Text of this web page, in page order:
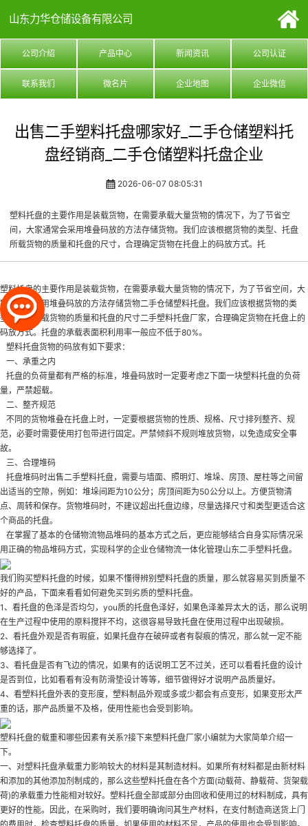
山东力华仓储设备有限公司
公司介绍 产品中心 新闻资讯 公司认证
联系我们 微名片 企业地图 企业微信
出售二手塑料托盘哪家好_二手仓储塑料托
盘经销商_二手仓储塑料托盘企业
2026-06-07 08:05:31
塑料托盘的主要作用是装载货物，在需要承载大量货物的情况下，为了节省空
间，大家通常会采用堆叠码放的方法存储货物。我们应该根据货物的类型、托盘
所载货物的质量和托盘的尺寸，合理确定货物在托盘上的码放方式。托
塑料托盘的主要作用是装载货物，在需要承载大量货物的情况下，为了节省空间，大
家通常会采用堆叠码放的方法存储货物二手仓储塑料托盘。我们应该根据货物的类
型、托盘所载货物的质量和托盘的尺寸二手塑料托盘厂家 ，合理确定货物在托盘上的
码放方式。托盘的承载表面积利用率一般应不低于80%。
塑料托盘货物的码放有如下要求：
一、承重之内
托盘的负荷量都有严格的标准，堆叠码放时一定要考虑Z下面一块塑料托盘的负荷
量，严禁超载。
二、整齐规范
不同的货物堆叠在托盘上时，一定要根据货物的性质、规格、尺寸排列整齐、规
范，必要时需要使用打包带进行固定。严禁倾斜不规则堆放货物，以免造成安全事
故。
三、合理堆码
托盘堆码时出售二手塑料托盘，需要与墙面、照明灯、堆垛、房顶、屋柱等之间留
出适当的空隙，例如：堆垛间距为10公分；房顶间距为50公分以上。方便货物清
点、周转和保存。货物堆码时，不建议超出托盘边缘，尽量选择尺寸和类型更适合这
个商品的托盘。
在掌握了基本的仓储物流物品堆码的基本方式之后，更应能够结合自身实际情况采
用正确的物品堆码方式，实现科学的企业仓储物流一体化管理山东二手塑料托盘。
我们购买塑料托盘的时候，如果不懂得辨别塑料托盘的质量，那么就容易买到质量不
好的产品，下面来看看如何避免买到劣质的塑料托盘。
1、看托盘的色泽是否均匀，you质的托盘色泽好，如果色泽差异太大的话，那么说明
在生产过程中使用的原料搅拌不均，这很容易导致托盘在使用过程中出现破损。
2、看托盘外观是否有瑕疵，如果托盘存在破碎或者有裂痕的情况，那么就一定不能
够选择了。
3、看托盘是否有飞边的情况，如果有的话说明工艺不过关，还可以看看托盘的设计
是否到位，比如看看有没有防滑垫设计等等，细节做得好才说明产品质量好。
4、看塑料托盘外表的变形度，塑料制品外观或多或少都会有点变形，如果变形太严
重的话，那产品质量不及格，使用性能也会受到影响。
塑料托盘的载重和哪些因素有关系?接下来塑料托盘厂家小编就为大家简单介绍一
下。
一、对塑料托盘承载重力影响较大的材料是其制造材料。如果所有材料都是由新材料
和添加的其他添加剂制成的，那么这些塑料托盘在各个方面(动载荷、静载荷、货架载
荷)的承载重力性能相对较好。塑料托盘全部或部分由回收和使用过的材料制成，具有
更好的性能。因此，在采购时，我们要明确询问其生产材料，在支付制造商送货上门